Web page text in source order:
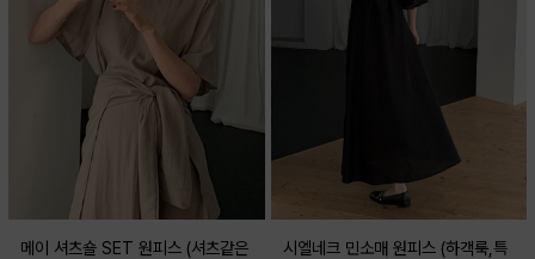
메이 셔츠숄 SET 원피스 (셔츠같은 시엘네크 민소매 원피스 (하객룩,특